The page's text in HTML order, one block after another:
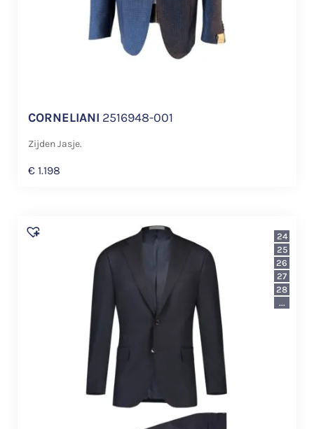
CORNELIANI 2516948-001
Zijden Jasje.
€ 1.198
24
25
26
27
28
...